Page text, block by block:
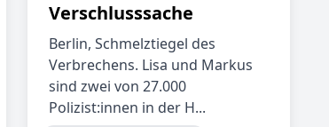
Verschlusssache
Berlin, Schmelztiegel des
Verbrechens. Lisa und Markus
sind zwei von 27.000
Polizist:innen in der H...